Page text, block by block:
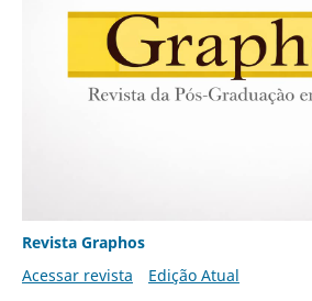
Revista Graphos
Acessar revista
Edição Atual